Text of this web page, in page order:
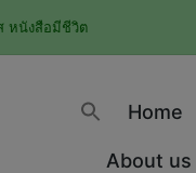
หนังสือมีชีวิต
Home
About us